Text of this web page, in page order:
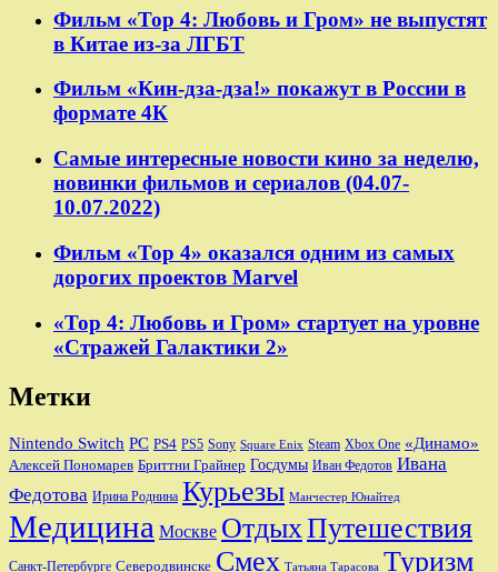
Фильм «Тор 4: Любовь и Гром» не выпустят
в Китае из-за ЛГБТ
Фильм «Кин-дза-дза!» покажут в России в
формате 4К
Самые интересные новости кино за неделю,
новинки фильмов и сериалов (04.07-
10.07.2022)
Фильм «Тор 4» оказался одним из самых
дорогих проектов Marvel
«Тор 4: Любовь и Гром» стартует на уровне
«Стражей Галактики 2»
Метки
Nintendo Switch PC PS4 PS5 Sony Square Enix Steam Xbox One «Динамо»
Алексей Пономарев Бриттни Грайнер Госдумы Иван Федотов Ивана
Федотова Ирина Роднина Курьезы Манчестер Юнайтед
Медицина Москве ОтдыхПутешествия
Санкт-Петербурге Северодвинске Смех Татьяна Тарасова Туризм